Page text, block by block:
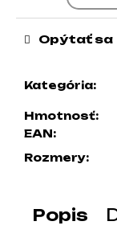
Kategória:
Hmotnosť:
EAN:
Rozmery:
Opýtať sa
Popis